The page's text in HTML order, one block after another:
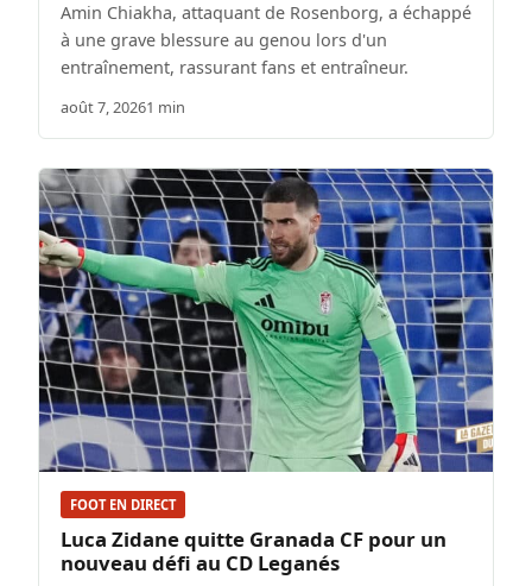
Amin Chiakha, attaquant de Rosenborg, a échappé
à une grave blessure au genou lors d'un
entraînement, rassurant fans et entraîneur.
août 7, 20261 min
FOOT EN DIRECT
Luca Zidane quitte Granada CF pour un
nouveau défi au CD Leganés